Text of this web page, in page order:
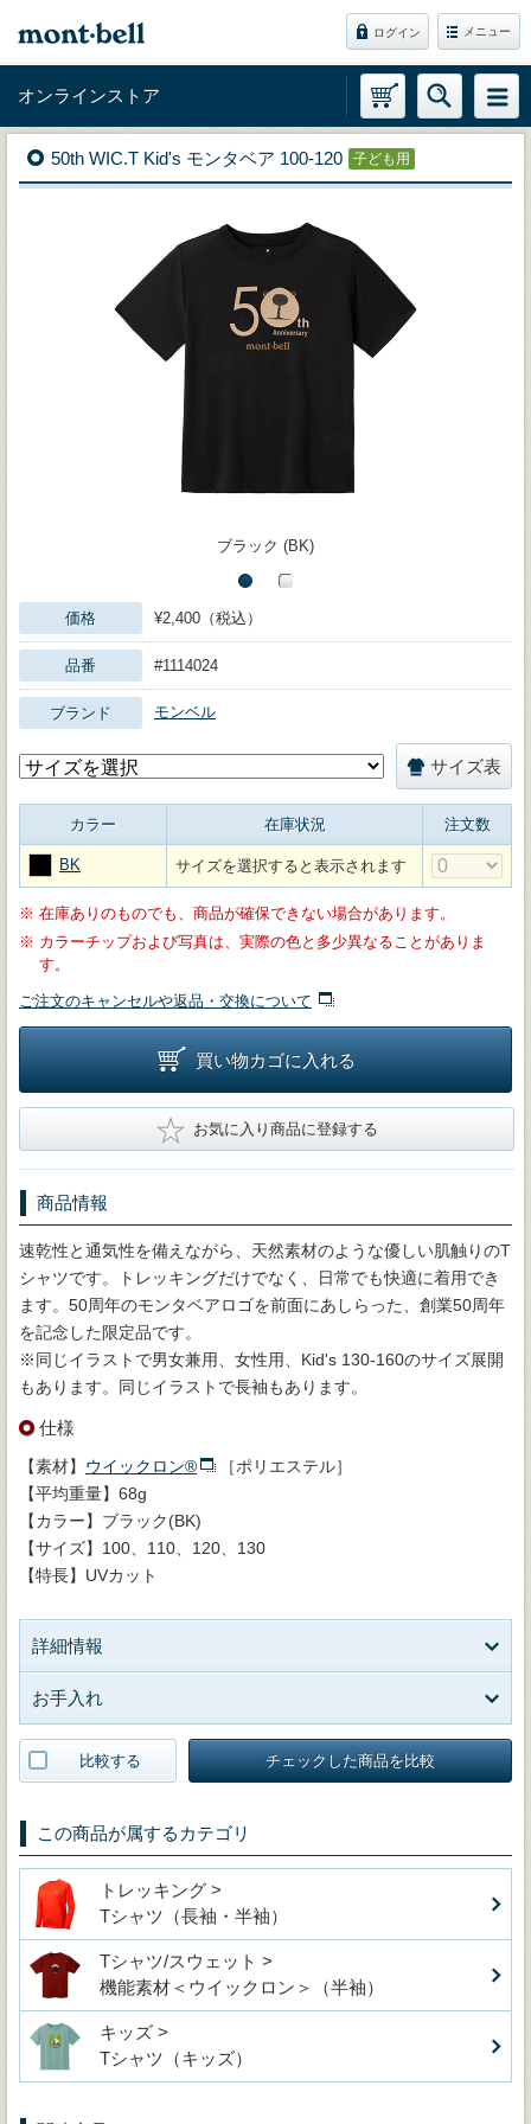
ログイン メニュー
オンラインストア
50th WIC.T Kid's モンタベア 100-120 子ども用
ブラック (BK)
価格 ¥2,400（税込）
品番 #1114024
ブランド モンベル
サイズ表
カラー 在庫状況 注文数
BK サイズを選択すると表示されます
※ 在庫ありのものでも、商品が確保できない場合があります。
※ カラーチップおよび写真は、実際の色と多少異なることがありま
す。
ご注文のキャンセルや返品・交換について
買い物カゴに入れる
★ お気に入り商品に登録する
商品情報
速乾性と通気性を備えながら、天然素材のような優しい肌触りのT
シャツです。トレッキングだけでなく、日常でも快適に着用でき
ます。50周年のモンタベアロゴを前面にあしらった、創業50周年
を記念した限定品です。
※同じイラストで男女兼用、女性用、Kid's 130-160のサイズ展開
もあります。同じイラストで長袖もあります。
仕様
【素材】 ウイックロン®
［ポリエステル］
【平均重量】68g
【カラー】ブラック(BK)
【サイズ】100、110、120、130
【特長】UVカット
詳細情報
お手入れ
比較する チェックした商品を比較
この商品が属するカテゴリ
トレッキング >
Tシャツ（長袖・半袖）
Tシャツ/スウェット >
機能素材＜ウイックロン＞（半袖）
キッズ >
Tシャツ（キッズ）